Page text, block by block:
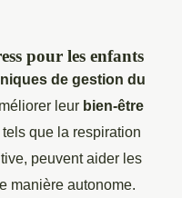
pour les enfants
de gestion du
leur bien-être
tels que la respiration
peuvent aider les
manière autonome.